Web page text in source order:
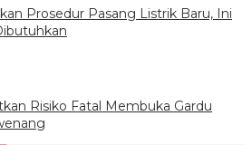
Prosedur Pasang Listrik Baru, Ini
Risiko Fatal Membuka Gardu